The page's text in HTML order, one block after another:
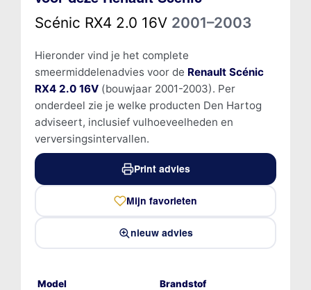
Scénic RX4 2.0 16V 2001–2003
Hieronder vind je het complete
smeermiddelenadvies voor de Renault Scénic
RX4 2.0 16V(bouwjaar 2001-2003). Per
onderdeel zie je welke producten Den Hartog
adviseert, inclusief vulhoeveelheden en
verversingsintervallen.
Print advies
Mijn favorieten
nieuw advies
Model Brandstof